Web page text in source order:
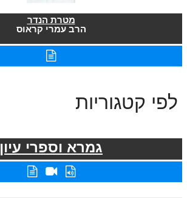
מטרת הנדר
הרב עמרי קראוס
לפי קטגוריות
גמרא וספרי עיון